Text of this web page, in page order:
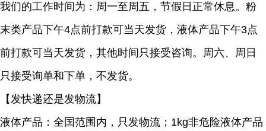
我们的工作时间为：周一至周五，节假日正常休息。粉
末类产品下午4点前打款可当天发货，液体产品下午3点
前打款可当天发货，其他时间只接受咨询。周六、周日
只接受询单和下单，不发货。
【发快递还是发物流】
液体产品：全国范围内，只发物流；1kg非危险液体产品